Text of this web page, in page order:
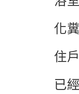
化
住
已